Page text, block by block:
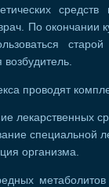
По окончании
возбудитель.
проводят
лекарственных
специальной
организма.